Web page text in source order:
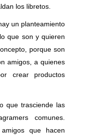
los libretos.
un planteamiento
que son y quieren
porque son
amigos, a quienes
crear productos
que trasciende las
comunes.
que hacen